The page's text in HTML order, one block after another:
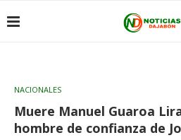
NACIONALES
Muere Manuel Guaroa
hombre de confianza de